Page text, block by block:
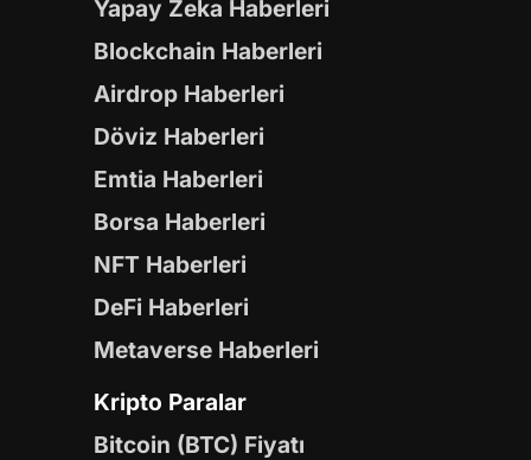
Yapay Zeka Haberleri
Blockchain Haberleri
Airdrop Haberleri
Döviz Haberleri
Emtia Haberleri
Borsa Haberleri
NFT Haberleri
DeFi Haberleri
Metaverse Haberleri
Kripto Paralar
Bitcoin (BTC) Fiyatı